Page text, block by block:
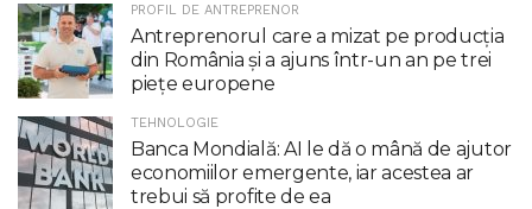
PROFIL DE ANTREPRENOR
Antreprenorul care a mizat pe producția
din România și a ajuns într-un an pe trei
piețe europene
TEHNOLOGIE
Banca Mondială: AI le dă o mână de ajutor
economiilor emergente, iar acestea ar
trebui să profite de ea